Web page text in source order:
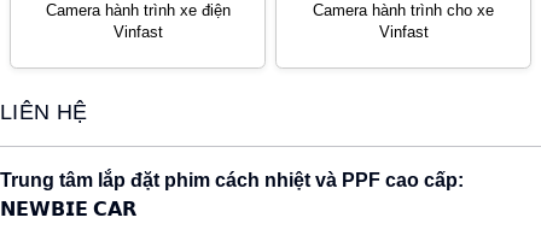
Camera hành trình xe điện
Vinfast
Camera hành trình cho xe
Vinfast
LIÊN HỆ
Trung tâm lắp đặt phim cách nhiệt và PPF cao cấp:
𝗡𝗘𝗪𝗕𝗜𝗘 𝗖𝗔𝗥